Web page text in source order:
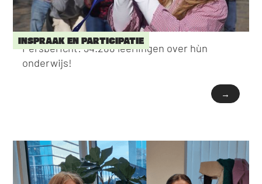
INSPRAAK EN PARTICIPATIE
Persbericht: 34.288 leerlingen over hùn
onderwijs!
→